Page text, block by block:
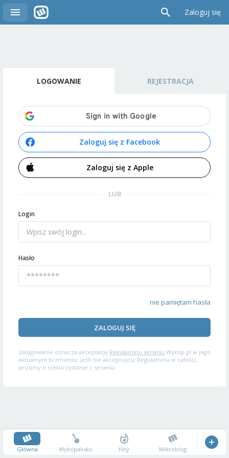
Zaloguj się
LOGOWANIE REJESTRACJA
Zaloguj się z Facebook
Zaloguj się z Apple
LUB
Login
Hasło
nie pamiętam hasła
ZALOGUJ SIĘ
Zalogowanie oznacza akceptację Regulaminu serwisu Wykop.pl w jego
aktualnym brzmieniu. Jeśli nie akceptujesz Regulaminu w całości,
prosimy o niekorzystanie z serwisu.
Główna Wykopalisko Hity Mikroblog